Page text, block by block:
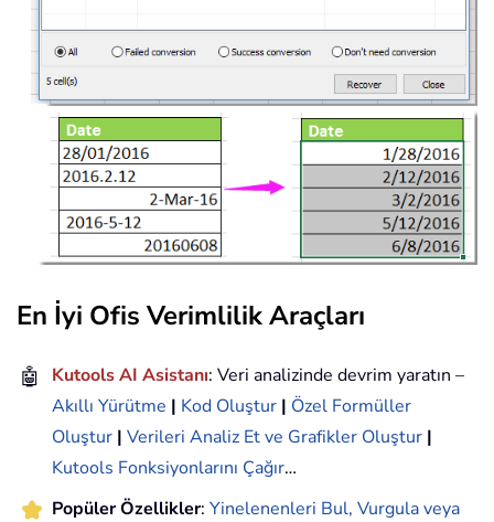
En İyi Ofis Verimlilik Araçları
🤖 Kutools AI Asistanı: Veri analizinde devrim yaratın –
Akıllı Yürütme | Kod Oluştur | Özel Formüller
Oluştur | Verileri Analiz Et ve Grafikler Oluştur |
Kutools Fonksiyonlarını Çağır…
Popüler Özellikler: Yinelenenleri Bul, Vurgula veya